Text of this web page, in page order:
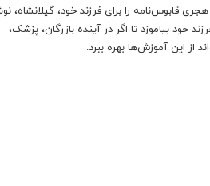
امیر عنصرالمعالی کیکاوس بن وشمگیر، از شاهزادگان فرهیخته و دانشمند خاندان زیار، در سال ۴۵۷ هجری قابوس‌نامه را برای فرزند خود،
بیاموزد تا اگر در آینده بازرگان، پزشک،
از این آموزش‌ها بهره ببرد.